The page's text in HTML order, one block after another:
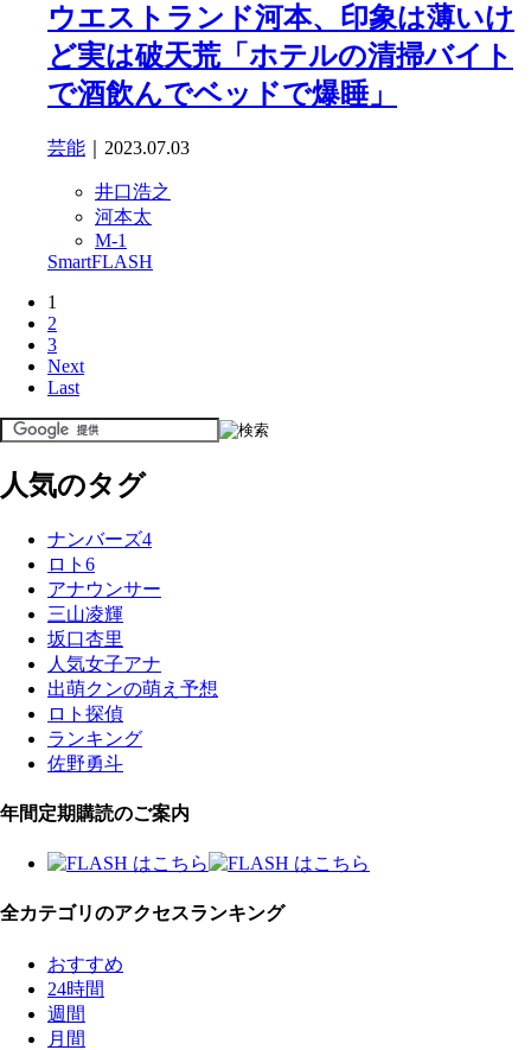
ウエストランド河本、印象は薄いけ
ど実は破天荒「ホテルの清掃バイト
で酒飲んでベッドで爆睡」
芸能 ｜2023.07.03
井口浩之
河本太
M-1
SmartFLASH
1
2
3
Next
Last
人気のタグ
ナンバーズ4
ロト6
アナウンサー
三山凌輝
坂口杏里
人気女子アナ
出萌クンの萌え予想
ロト探偵
ランキング
佐野勇斗
年間定期購読のご案内
全カテゴリのアクセスランキング
おすすめ
24時間
週間
月間